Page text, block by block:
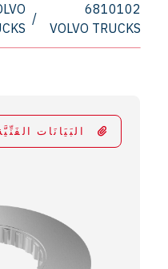
/
6810102
VOLVO TRUCKS
البَيَانَات